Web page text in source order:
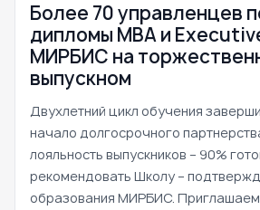
Более 70 управленцев
дипломы MBA и
МИРБИС на
выпускном
Двухлетний цикл обучения
начало долгосрочного
лояльность выпускников – 90%
рекомендовать Школу –
образования МИРБИС.